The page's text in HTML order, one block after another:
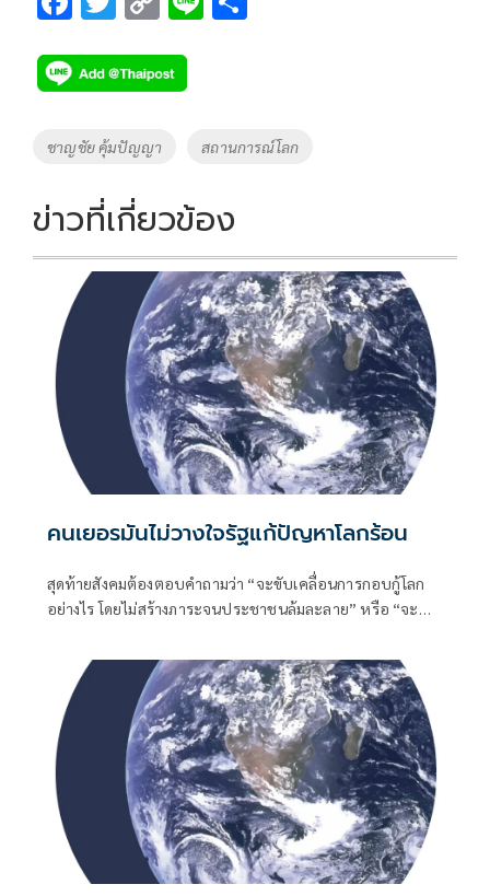
e
b
o
k
tt
er
p
y
Li
k
Tags
ชาญชัย คุ้มปัญญา สถานการณ์โลก
ข่าวที่เกี่ยวข้อง
คนเยอรมันไม่วางใจรัฐแก้ปัญหาโลกร้อน
สุดท้ายสังคมต้องตอบคำถามว่า “จะขับเคลื่อนการกอบกู้โลก
อย่างไร โดยไม่สร้างภาระจนประชาชนล้มละลาย” หรือ “จะ